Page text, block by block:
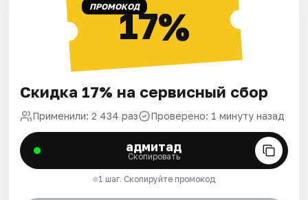
ПРОМОКОД17%
Скидка 17% на сервисный сбор
Применили: 2 434 раз Проверено: 1 минуту назад
адмитад
Скопировать
1 шаг. Скопируйте промокод